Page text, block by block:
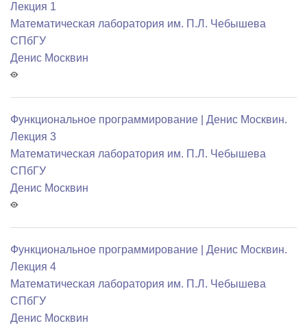
Лекция 1
Математичеcкая лаборатория им. П.Л. Чебышева
СПбГУ
Денис Москвин
Функциональное программирование | Денис Москвин.
Лекция 3
Математичеcкая лаборатория им. П.Л. Чебышева
СПбГУ
Денис Москвин
Функциональное программирование | Денис Москвин.
Лекция 4
Математичеcкая лаборатория им. П.Л. Чебышева
СПбГУ
Денис Москвин